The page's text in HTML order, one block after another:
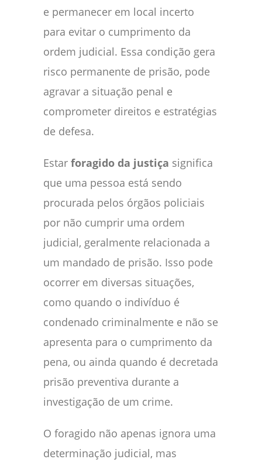
e permanecer em local incerto
para evitar o cumprimento da
ordem judicial. Essa condição gera
risco permanente de prisão, pode
agravar a situação penal e
comprometer direitos e estratégias
de defesa.
Estar foragido da justiça significa
que uma pessoa está sendo
procurada pelos órgãos policiais
por não cumprir uma ordem
judicial, geralmente relacionada a
um mandado de prisão. Isso pode
ocorrer em diversas situações,
como quando o indivíduo é
condenado criminalmente e não se
apresenta para o cumprimento da
pena, ou ainda quando é decretada
prisão preventiva durante a
investigação de um crime.
O foragido não apenas ignora uma
determinação judicial, mas